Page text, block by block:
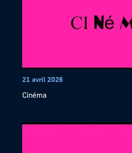
21 avril 2026
Cinéma